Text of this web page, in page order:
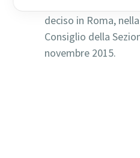
deciso in Roma,
Consiglio della
novembre 2015.